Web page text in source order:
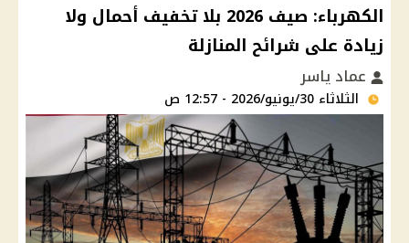
الكهرباء: صيف 2026 بلا تخفيف أحمال ولا
زيادة على شرائح المنازلة
عماد ياسر
الثلاثاء 30/يونيو/2026 - 12:57 ص